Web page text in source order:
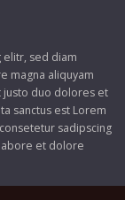
elitr, sed diam
magna aliquyam
justo duo dolores et
sanctus est Lorem
sadipscing
et dolore